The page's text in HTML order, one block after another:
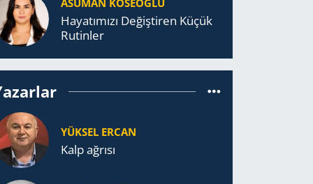
ASUMAN KÖSEOĞLU
Ha­ya­tı­mı­zı De­ğiş­ti­ren Küçük
Ru­tin­ler
YÜKSEL ERCAN
Kalp ağrısı